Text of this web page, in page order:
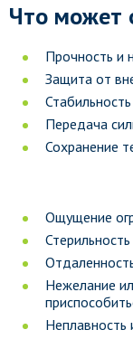
Что может
Прочность и
Защита от
Передача
Сохранение
Ощущение
Нежелание
Неплавность